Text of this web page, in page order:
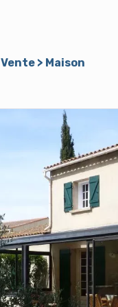
Vente > Maison